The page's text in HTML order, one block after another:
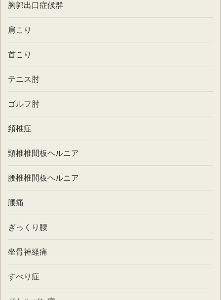
胸郭出口症候群
肩こり
首こり
テニス肘
ゴルフ肘
頚椎症
頸椎椎間板ヘルニア
腰椎椎間板ヘルニア
腰痛
ぎっくり腰
坐骨神経痛
すべり症